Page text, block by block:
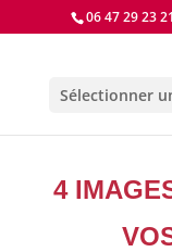
06 47 29 23 21
Sélectionner
4